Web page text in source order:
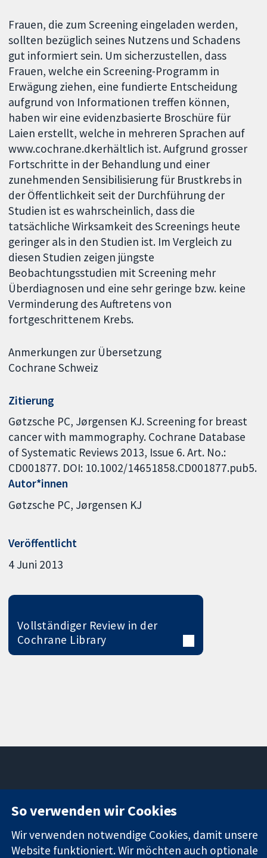
Frauen, die zum Screening eingeladen werden,
sollten bezüglich seines Nutzens und Schadens
gut informiert sein. Um sicherzustellen, dass
Frauen, welche ein Screening-Programm in
Erwägung ziehen, eine fundierte Entscheidung
aufgrund von Informationen treffen können,
haben wir eine evidenzbasierte Broschüre für
Laien erstellt, welche in mehreren Sprachen auf
www.cochrane.dkerhältlich ist. Aufgrund grosser
Fortschritte in der Behandlung und einer
zunehmenden Sensibilisierung für Brustkrebs in
der Öffentlichkeit seit der Durchführung der
Studien ist es wahrscheinlich, dass die
tatsächliche Wirksamkeit des Screenings heute
geringer als in den Studien ist. Im Vergleich zu
diesen Studien zeigen jüngste
Beobachtungsstudien mit Screening mehr
Überdiagnosen und eine sehr geringe bzw. keine
Verminderung des Auftretens von
fortgeschrittenem Krebs.
Anmerkungen zur Übersetzung
Cochrane Schweiz
Zitierung
Gøtzsche PC, Jørgensen KJ. Screening for breast
cancer with mammography. Cochrane Database
of Systematic Reviews 2013, Issue 6. Art. No.:
CD001877. DOI: 10.1002/14651858.CD001877.pub5.
Autor*innen
Gøtzsche PC Jørgensen KJ
Veröffentlicht
4 Juni 2013
Vollständiger Review in der
Cochrane Library
Evidenz
Informierte
Square
W1G0AN
Vereinigtes
Pressestelle
Über uns
So verwenden wir Cookies
Wir verwenden notwendige Cookies, damit unsere
Website funktioniert. Wir möchten auch optionale